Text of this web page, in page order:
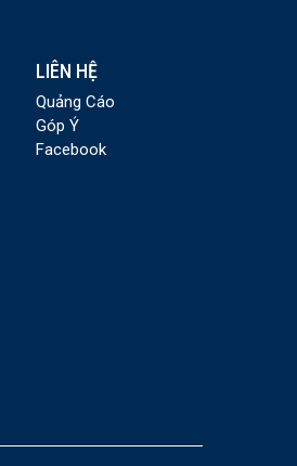
LIÊN HỆ
Quảng Cáo
Góp Ý
Facebook